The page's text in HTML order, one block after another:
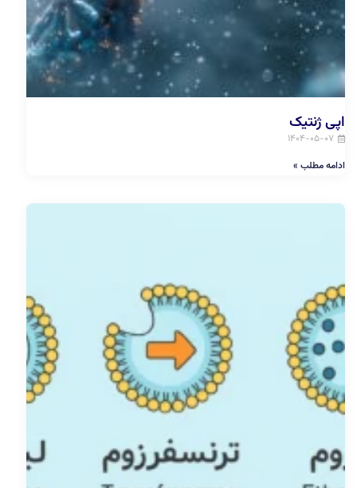
اپی ژنتیک
۱۴۰۴-۰۵-۰۷
ادامه مطلب »